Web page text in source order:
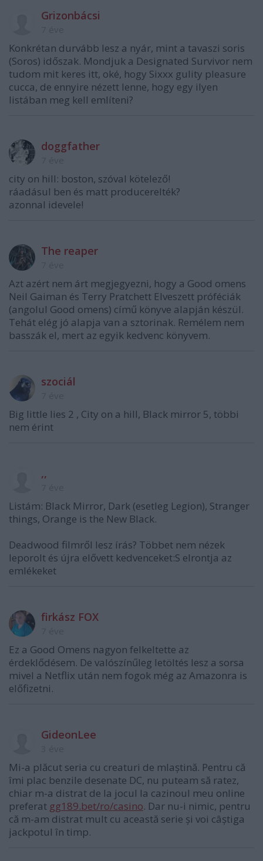
Grizonbácsi
Konkrétan durvább lesz a nyár, mint a tavaszi soris
(Soros) időszak. Mondjuk a Designated Survivor nem
tudom mit keres itt, oké, hogy Sixxx gulity pleasure
cucca, de ennyire nézett lenne, hogy egy ilyen
listában meg kell említeni?
doggfather
city on hill: boston, szóval kötelező!
ráadásul ben és matt producerelték?
azonnal idevele!
The reaper
Azt azért nem árt megjegyezni, hogy a Good omens
Neil Gaiman és Terry Pratchett Elveszett próféciák
(angolul Good omens) című könyve alapján készül.
Tehát elég jó alapja van a sztorinak. Remélem nem
basszák el, mert az egyik kedvenc könyvem.
szociál
Big little lies 2 , City on a hill, Black mirror 5, többi
nem érint
,,
Listám: Black Mirror, Dark (esetleg Legion), Stranger
things, Orange is the New Black.
Deadwood filmről lesz írás? Többet nem nézek
leporolt és újra elővett kedvenceket:S elrontja az
emlékeket
firkász FOX
Ez a Good Omens nagyon felkeltette az
érdeklődésem. De valószínűleg letöltés lesz a sorsa
mivel a Netflix után nem fogok még az Amazonra is
előfizetni.
GideonLee
Mi-a plăcut seria cu creaturi de mlaștină. Pentru că
îmi plac benzile desenate DC, nu puteam să ratez,
chiar m-a distrat de la jocul la cazinoul meu online
preferat gg189.bet/ro/casino. Dar nu-i nimic, pentru
că m-am distrat mult cu această serie și voi câștiga
jackpotul în timp.